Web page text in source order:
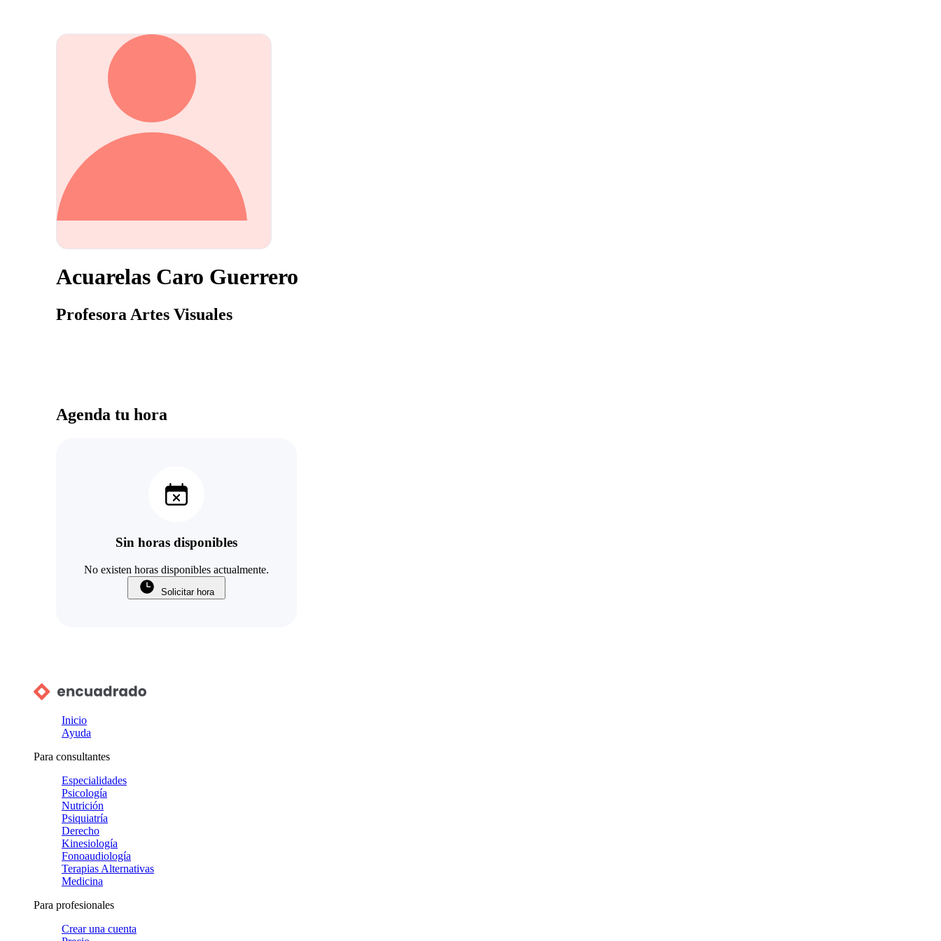
Acuarelas Caro Guerrero
Profesora Artes Visuales
Agenda tu hora
Sin horas disponibles
No existen horas disponibles actualmente.
Solicitar hora
Inicio
Ayuda
Para consultantes
Especialidades
Psicología
Nutrición
Psiquiatría
Derecho
Kinesiología
Fonoaudiología
Terapias Alternativas
Medicina
Para profesionales
Crear una cuenta